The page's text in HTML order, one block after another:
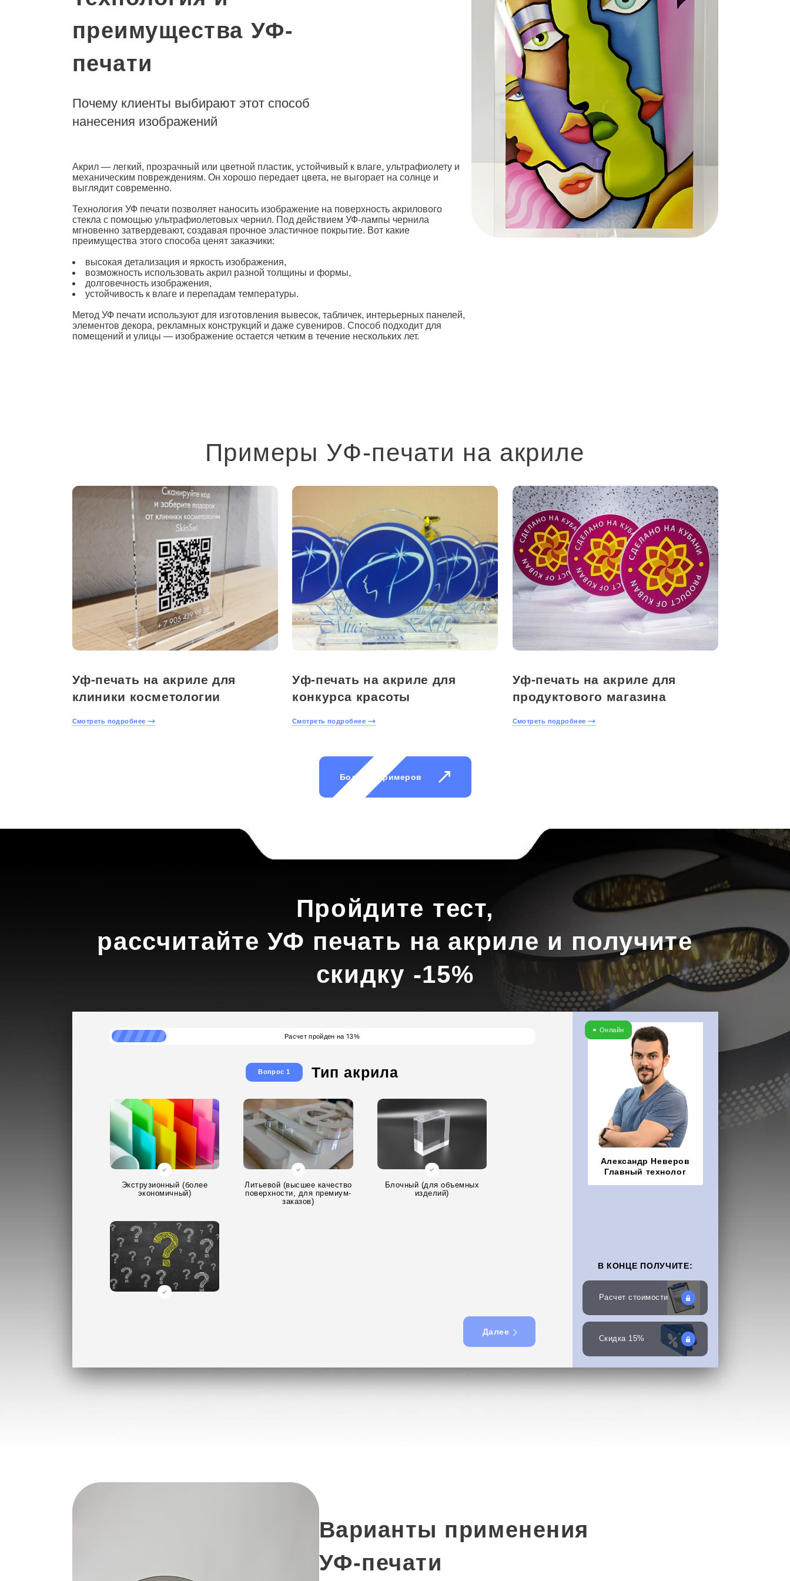
преимущества УФ-
печати
Почему клиенты выбирают этот способ
нанесения изображений
Акрил — легкий, прозрачный или цветной пластик, устойчивый к влаге, ультрафиолету и
механическим повреждениям. Он хорошо передает цвета, не выгорает на солнце и
выглядит современно.
Технология УФ печати позволяет наносить изображение на поверхность акрилового
стекла с помощью ультрафиолетовых чернил. Под действием УФ-лампы чернила
мгновенно затвердевают, создавая прочное эластичное покрытие. Вот какие
преимущества этого способа ценят заказчики:
высокая детализация и яркость изображения,
возможность использовать акрил разной толщины и формы,
долговечность изображения,
устойчивость к влаге и перепадам температуры.
Метод УФ печати используют для изготовления вывесок, табличек, интерьерных панелей,
элементов декора, рекламных конструкций и даже сувениров. Способ подходит для
помещений и улицы — изображение остается четким в течение нескольких лет.
Примеры УФ-печати на акриле
Уф-печать на акриле для
клиники косметологии
Смотреть подробнее
Уф-печать на акриле для
конкурса красоты
Смотреть подробнее
Уф-печать на акриле для
продуктового магазина
Смотреть подробнее
Больше примеров
Пройдите тест,
рассчитайте УФ печать на акриле и получите
скидку -15%
Расчет пройден на13%
Вопрос 1 Тип акрила
Экструзионный (более
экономичный)
Литьевой (высшее качество
поверхности, для премиум-
заказов)
Блочный (для объемных
изделий)
Далее
Онлайн
Александр Неверов
Главный технолог
В КОНЦЕ ПОЛУЧИТЕ:
Расчет стоимости
Скидка 15%
Варианты применения
УФ-печати
Написать в
WhatsApp